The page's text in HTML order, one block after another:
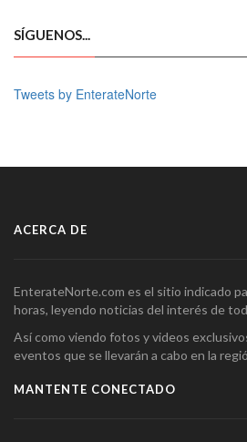
SÍGUENOS...
Tweets by EnterateNorte
ACERCA DE
EnterateNorte.com es el sitio indicado
horas, leyendo noticias del interés de
Así como viendo fotos y videos
eventos que se llevarán a cabo en la
MANTENTE CONECTADO